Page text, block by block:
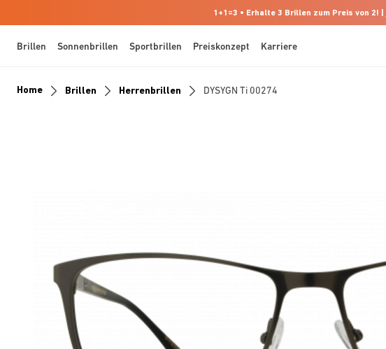
1+1=3 • Erhalte 3 Brillen zum Preis von 2! |
Brillen Sonnenbrillen Sportbrillen Preiskonzept Karriere
Home Brillen Herrenbrillen DYSYGN Ti 00274